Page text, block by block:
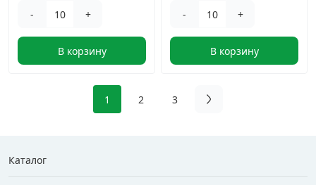
- +
В корзину
- +
В корзину
1 2 3
Каталог